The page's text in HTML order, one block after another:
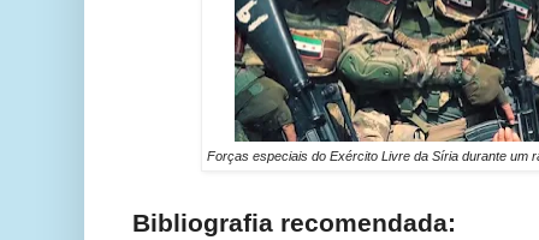
Forças especiais do Exército Livre da Síria durante um
Bibliografia recomendada: